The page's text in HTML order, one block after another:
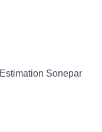
Estimation Sonepar